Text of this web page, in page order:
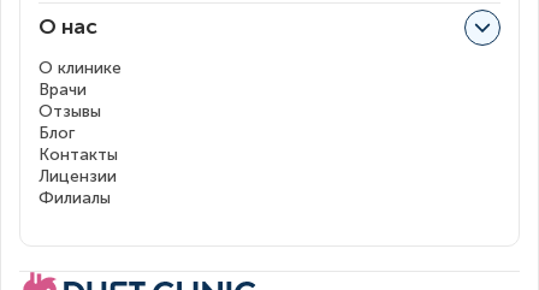
О нас
О клинике
Врачи
Отзывы
Блог
Контакты
Лицензии
Филиалы